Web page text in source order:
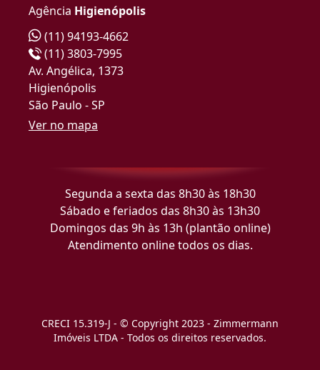
Agência Higienópolis
(11) 94193-4662
(11) 3803-7995
Av. Angélica, 1373
Higienópolis
São Paulo - SP
Ver no mapa
Segunda a sexta das 8h30 às 18h30
Sábado e feriados das 8h30 às 13h30
Domingos das 9h às 13h (plantão online)
Atendimento online todos os dias.
CRECI 15.319-J - © Copyright 2023 - Zimmermann
Imóveis LTDA - Todos os direitos reservados.